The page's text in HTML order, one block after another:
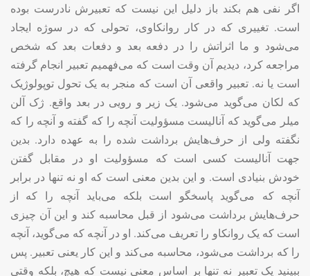
اگر نفی هم بکند باز دلیل این نیست که تعبیرش نادرست بوده
است. تغییری که در کار روانکاوی، تحولی که در سوژه ایجاد
می‌شود و ما اثراتش را در دفعه بعد و دفعات بعد که شخص
مراجعه کرد، دیدیم آن وقت است که می‌فهمیم تعبیر انجام گرفته
است یا نه. تعبیر واقعی آن است که منجر به یک تحول توپولوژیک
که لکان می‌گوید می‌شود. یک زیر و رویی در بعد واقع. ژک آلن
میلر می‌گوید که آنالیست مسؤولیت آنچه را که گفته و آنچه را که
نگفته ولی از حرف‌هایش برداشت شده را به عهده دارد. بدین
جهت آنالیست کسی است که مسؤولیت او در مقابل گفتن
خودش بنیادی است. و این بدین معنی است که او نه تنها در برابر
آنچه که می‌گوید پاسخگو است بلکه می‌باید آنچه را که از
حرف‌هایش برداشت می‌شود از قبل محاسبه کند و این آن چیزی
است که یک روانکاو را تعریف می‌کند. او در آنچه که می‌گوید، آنچه
را که برداشت می‌شود، محاسبه می‌کند و این کار یعنی تعبیر. پس
ببینید یک تعبیر نه تنها بر اساس معنی نیست که هیچ، بلکه وقتی